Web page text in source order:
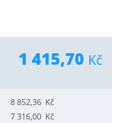
1 415,70 Kč
8 852,36 Kč
7 316,00 Kč